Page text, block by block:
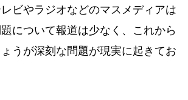
ビやラジオなどのマスメディアは
について報道は少なく、これから
うが深刻な問題が現実に起きてお